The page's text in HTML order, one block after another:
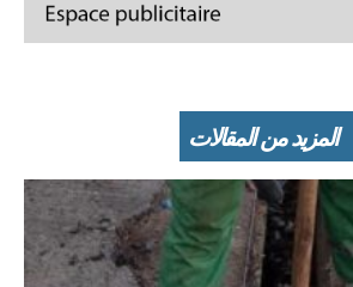
المزيد من المقالات